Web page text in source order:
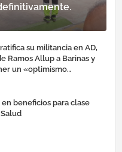
su militancia en AD,
Ramos Allup a Barinas y
un «optimismo
en beneficios para clase